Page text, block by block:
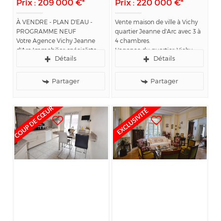
Prix : 209 000 €*
À VENDRE - PLAN D'EAU -
PROGRAMME NEUF
Votre Agence Vichy Jeanne
d'Arc Immobilier, spécialiste
de l'immobilier sur le secteur
réservation les appartements
Détails
Partager
Prix : 220 000 €*
Vente maison de ville à Vichy
quartier Jeanne d'Arc avec 3 à
4 chambres.
L'agence du quartier, Vichy
Jeanne d'Arc Immobilier, vous
années 40 en vente au coeur
Détails
Partager